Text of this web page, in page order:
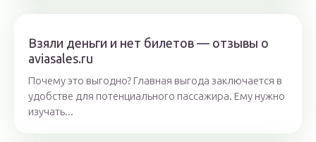
Взяли деньги и нет билетов — отзывы о
aviasales.ru
Почему это выгодно? Главная выгода заключается в
удобстве для потенциального пассажира. Ему нужно
изучать...